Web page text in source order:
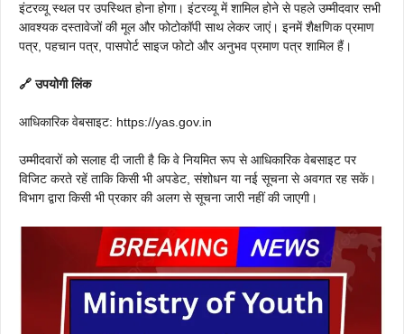
इंटरव्यू स्थल पर उपस्थित होना होगा। इंटरव्यू में शामिल होने से पहले उम्मीदवार सभी
आवश्यक दस्तावेजों की मूल और फोटोकॉपी साथ लेकर जाएं। इनमें शैक्षणिक प्रमाण
पत्र, पहचान पत्र, पासपोर्ट साइज फोटो और अनुभव प्रमाण पत्र शामिल हैं।
🔗 उपयोगी लिंक
आधिकारिक वेबसाइट: https://yas.gov.in
उम्मीदवारों को सलाह दी जाती है कि वे नियमित रूप से आधिकारिक वेबसाइट पर
विजिट करते रहें ताकि किसी भी अपडेट, संशोधन या नई सूचना से अवगत रह सकें।
विभाग द्वारा किसी भी प्रकार की अलग से सूचना जारी नहीं की जाएगी।